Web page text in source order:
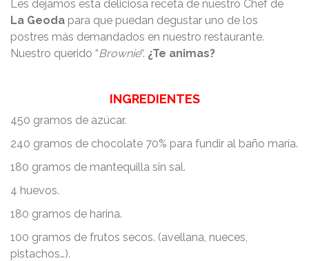
Les dejamos esta deliciosa receta de nuestro Chef de
La Geoda para que puedan degustar uno de los
postres más demandados en nuestro restaurante.
Nuestro querido “Brownie“. ¿Te animas?
INGREDIENTES
450 gramos de azúcar.
240 gramos de chocolate 70% para fundir al baño maría.
180 gramos de mantequilla sin sal.
4 huevos.
180 gramos de harina.
100 gramos de frutos secos. (avellana, nueces,
pistachos…).